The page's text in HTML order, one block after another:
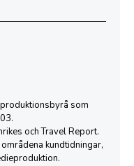
som
och Travel Report.
kundtidningar,